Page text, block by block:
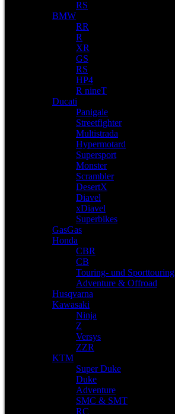
RS
BMW
RR
R
XR
GS
RS
HP4
R nineT
Ducati
Panigale
Streetfighter
Multistrada
Hypermotard
Supersport
Monster
Scrambler
DesertX
Diavel
xDiavel
Superbikes
GasGas
Honda
CBR
CB
Touring- und Sporttouring
Adventure & Offroad
Husqvarna
Kawasaki
Ninja
Z
Versys
ZZR
KTM
Super Duke
Duke
Adventure
SMC & SMT
RC